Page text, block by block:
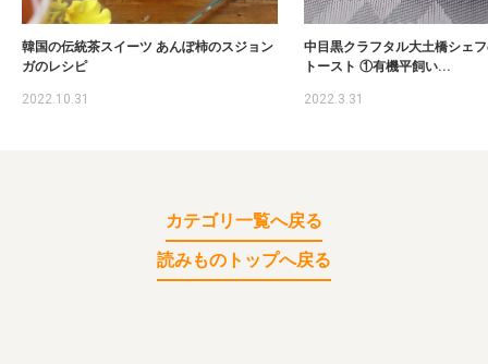
韓国の伝統茶スイーツ あんぽ柿のスジョン
ガのレシピ
2022.10.31
中目黒クラフタル大土橋シェ
トースト ①有機平飼い...
2022.3.31
カテゴリ一覧へ戻る
読みものトップへ戻る